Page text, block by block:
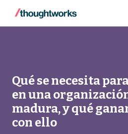
Qué se necesita
en una
madura, y qué
con ello